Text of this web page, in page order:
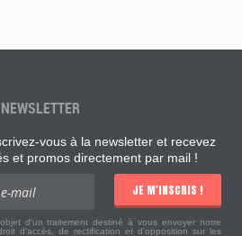
NEWSLETTER
vous à la newsletter et recevez
et promos directement par mail !
JE M'INSCRIS !
d'un traitement destiné à vous envoyer notre
d'accès, de rectification et d'opposition sur les